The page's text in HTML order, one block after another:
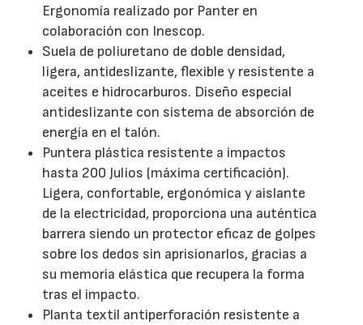
Ergonomía realizado por Panter en
colaboración con Inescop.
Suela de poliuretano de doble densidad,
ligera, antideslizante, flexible y resistente a
aceites e hidrocarburos. Diseño especial
antideslizante con sistema de absorción de
energía en el talón.
Puntera plástica resistente a impactos
hasta 200 Julios (máxima certificación).
Ligera, confortable, ergonómica y aislante
de la electricidad, proporciona una auténtica
barrera siendo un protector eficaz de golpes
sobre los dedos sin aprisionarlos, gracias a
su memoria elástica que recupera la forma
tras el impacto.
Planta textil antiperforación resistente a